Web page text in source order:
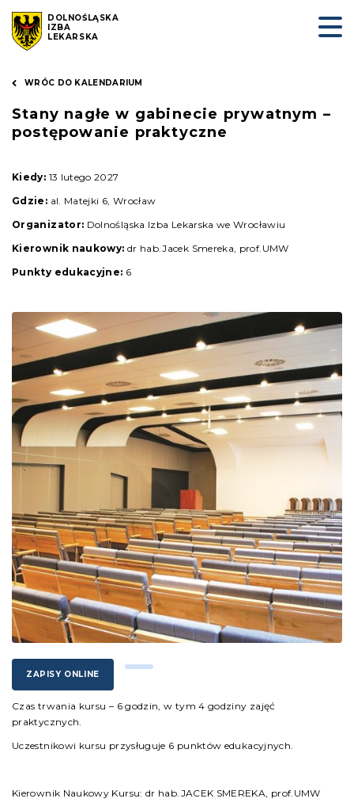
DOLNOŚLĄSKA
IZBA
LEKARSKA
WRÓC DO KALENDARIUM
Stany nagłe w gabinecie prywatnym –
postępowanie praktyczne
Kiedy: 13 lutego 2027
Gdzie: al. Matejki 6, Wrocław
Organizator: Dolnośląska Izba Lekarska we Wrocławiu
Kierownik naukowy: dr hab.Jacek Smereka, prof.UMW
Punkty edukacyjne: 6
ZAPISY ONLINE
Czas trwania kursu – 6 godzin, w tym 4 godziny zajęć
praktycznych.
Uczestnikowi kursu przysługuje 6 punktów edukacyjnych.
Kierownik Naukowy Kursu: dr hab.JACEK SMEREKA, prof.UMW